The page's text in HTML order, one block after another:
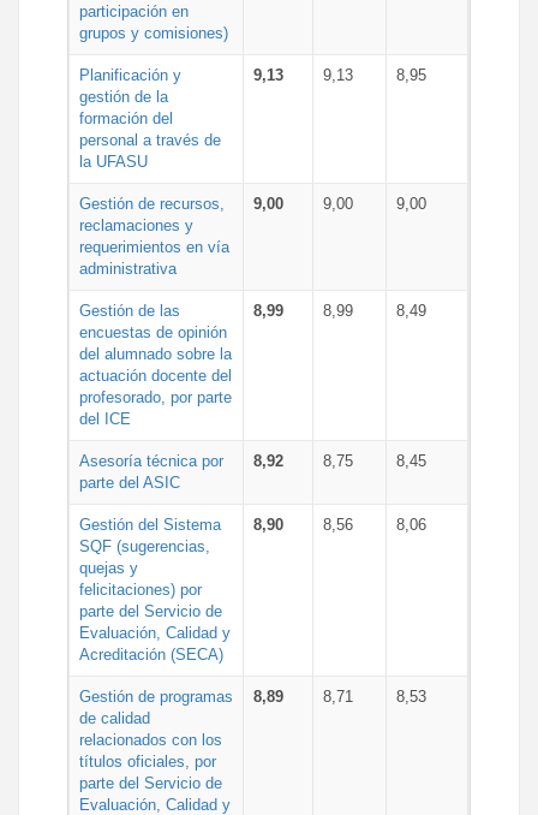
participación en
grupos y comisiones)
Planificación y
gestión de la
formación del
personal a través de
la UFASU
9,13 9,13 8,95
Gestión de recursos,
reclamaciones y
requerimientos en vía
administrativa
9,00 9,00 9,00
Gestión de las
encuestas de opinión
del alumnado sobre la
actuación docente del
profesorado, por parte
del ICE
8,99 8,99 8,49
Asesoría técnica por
parte del ASIC
8,92 8,75 8,45
Gestión del Sistema
SQF (sugerencias,
quejas y
felicitaciones) por
parte del Servicio de
Evaluación, Calidad y
Acreditación (SECA)
8,90 8,56 8,06
Gestión de programas
de calidad
relacionados con los
títulos oficiales, por
parte del Servicio de
Evaluación, Calidad y
8,89 8,71 8,53